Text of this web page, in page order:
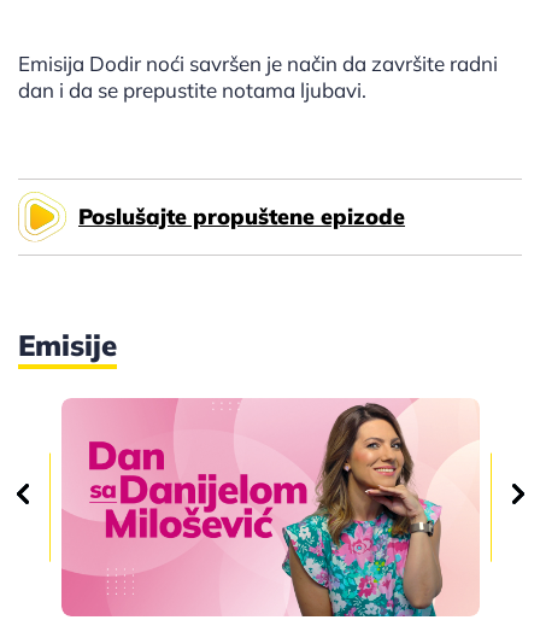
Emisija Dodir noći savršen je način da završite radni
dan i da se prepustite notama ljubavi.
Poslušajte propuštene epizode
Emisije